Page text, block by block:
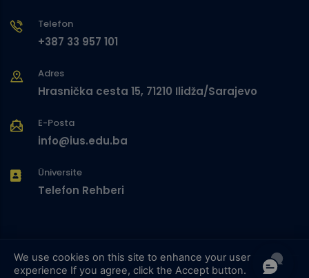
Telefon
+387 33 957 101
Adres
Hrasnička cesta 15, 71210 Ilidža/Sarajevo
E-Posta
info@ius.edu.ba
Üniversite
Telefon Rehberi
We use cookies on this site to enhance your user
experience If you agree, click the Accept button.